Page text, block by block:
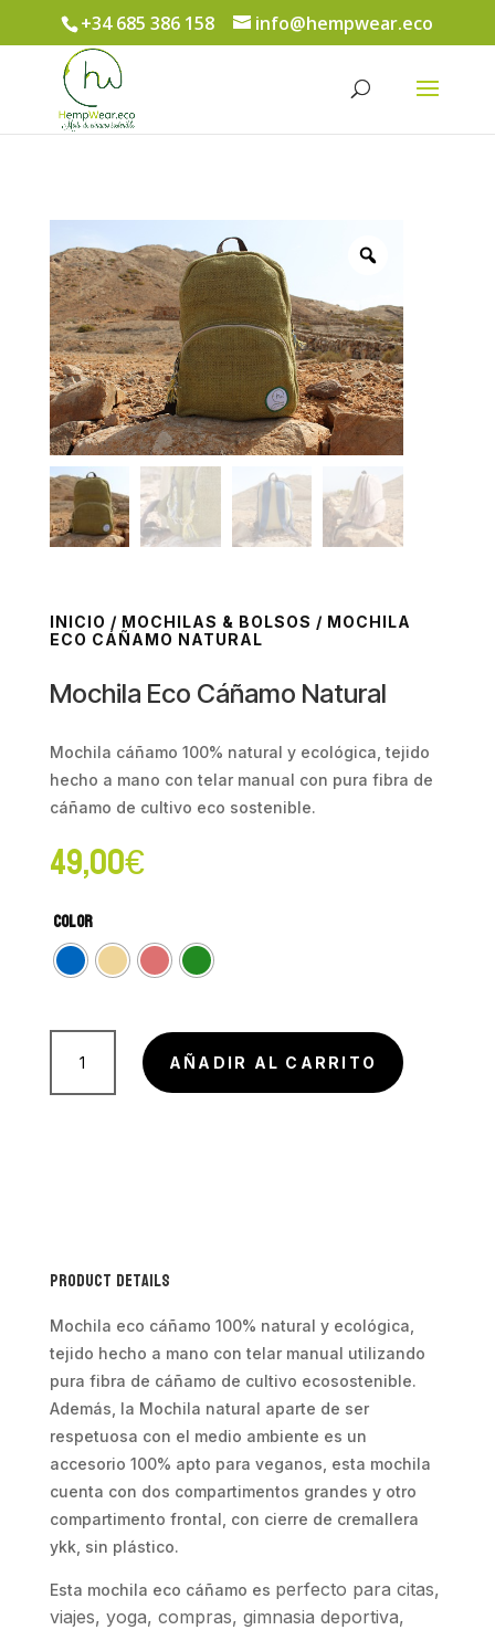
+34 685 386 158 info@hempwear.eco
Búsqueda
productos
INICIO / MOCHILAS & BOLSOS / MOCHILA
ECO CÁÑAMO NATURAL
Mochila Eco Cáñamo Natural
Mochila cáñamo 100% natural y ecológica, tejido
hecho a mano con telar manual con pura fibra de
cáñamo de cultivo eco sostenible.
49,00€
Color
Mochila
Cáñamo
Natural
AÑADIR AL CARRITO
Product Details
Mochila eco cáñamo 100% natural y ecológica,
tejido hecho a mano con telar manual utilizando
pura fibra de cáñamo de cultivo ecosostenible.
Además, la Mochila natural aparte de ser
respetuosa con el medio ambiente es un
accesorio 100% apto para veganos, esta mochila
cuenta con dos compartimentos grandes y otro
compartimento frontal, con cierre de cremallera
ykk, sin plástico.
Esta mochila eco cáñamo es perfecto para citas,
viajes, yoga, compras, gimnasia deportiva,